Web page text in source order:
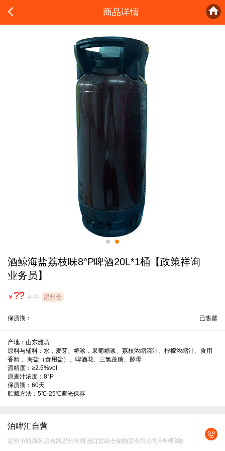
 商品详情 
酒鲸海盐荔枝味8°P啤酒20L*1桶【政策祥询
业务员】
￥ ?? ￥?? 温州仓
保质期： 已售罄
产地：山东潍坊
原料与辅料：水，麦芽、糖浆，果葡糖浆、荔枝浓缩清汁、柠檬浓缩汁、食用
香精 、海盐（食用盐）、啤酒花、三氯蔗糖、酵母
酒精度：≥2.5%vol
原麦汁浓度：8°P
保质期：60天
贮藏方法：5℃-25℃避光保存
泊啤汇自营
温州市瓯海区昌吉路温州东耕进口贸易仓储物流有限公司8号楼3楼